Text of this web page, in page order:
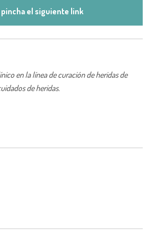
el siguiente link
en la línea de curación de heridas de
de heridas.